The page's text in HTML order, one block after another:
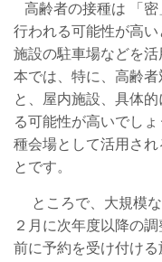
高齢者の接種は 「
行われる可能性が高
施設の駐車場などを
本では、特に、高齢
と、屋内施設、具体
る可能性が高いでし
種会場として活用さ
と
ところで、大規模な
２月に次年度以降の
前に予約を受け付け